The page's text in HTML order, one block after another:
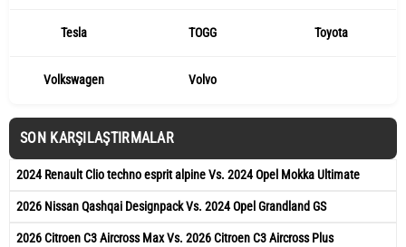
Tesla TOGG Toyota
Volkswagen Volvo
SON KARŞILAŞTIRMALAR
2024 Renault Clio techno esprit alpine Vs. 2024 Opel Mokka Ultimate
2026 Nissan Qashqai Designpack Vs. 2024 Opel Grandland GS
2026 Citroen C3 Aircross Max Vs. 2026 Citroen C3 Aircross Plus